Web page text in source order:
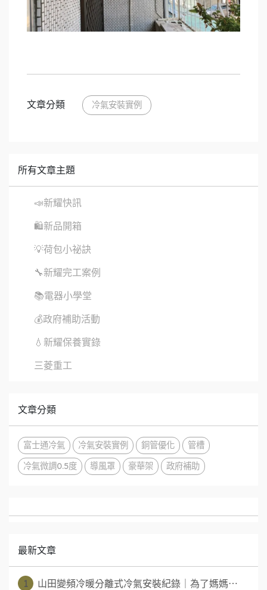
文章分類 冷氣安裝實例
所有文章主題
📣新耀快訊
🛍新品開箱
💡荷包小祕訣
🔧新耀完工案例
📚電器小學堂
💰政府補助活動
💧新耀保養實錄
三菱重工
文章分類
富士通冷氣 冷氣安裝實例 銅管優化
管槽
冷氣微調0.5度
導風罩 豪華架 政府補助
最新文章
1 山田變頻冷暖分離式冷氣安裝紀錄｜為了媽媽⋯